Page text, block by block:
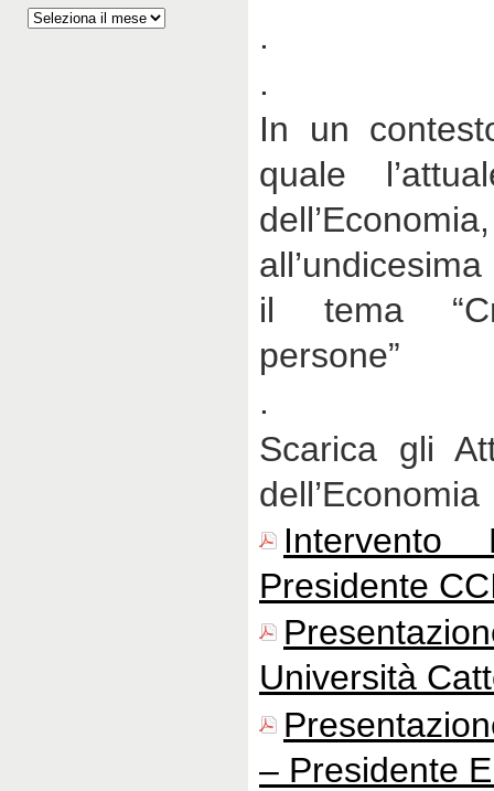
.
.
In un
quale
il tema
persone”
.
Scarica gli
dell’Economia
Presidente
Università
– Presidente